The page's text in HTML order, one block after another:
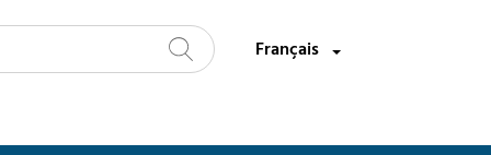
Recherche
Français